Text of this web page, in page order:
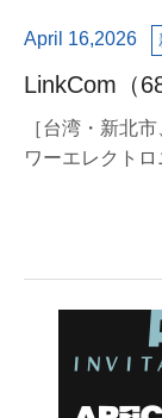
April 16,2026
LinkCom（
売 — PoE統
びネットワ
［台湾・新北
ワーエレクト
6821）は、本
の発売を正式